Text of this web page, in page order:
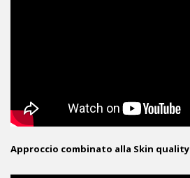
Approccio combinato alla Skin quality